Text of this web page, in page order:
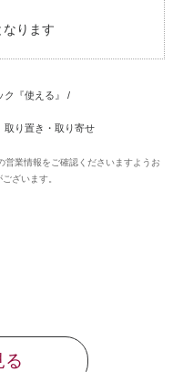
なります
『使える』
取り置き・取り寄せ
業情報をご確認くださいますようお
ざいます。
る